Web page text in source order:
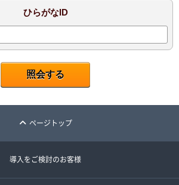
ひらがなID
ページトップ
導入をご検討のお客様